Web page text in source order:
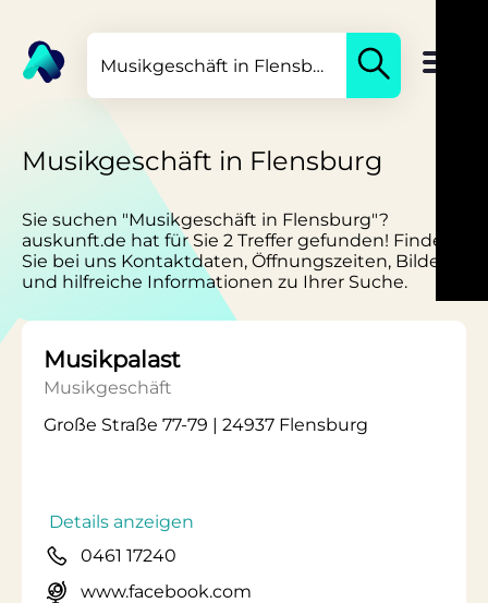
Musikgeschäft in Flensburg
Sie suchen "Musikgeschäft in Flensburg"?
auskunft.de hat für Sie 2 Treffer gefunden! Finden
Sie bei uns Kontaktdaten, Öffnungszeiten, Bilder
und hilfreiche Informationen zu Ihrer Suche.
Musikpalast
Musikgeschäft
Große Straße 77-79 | 24937 Flensburg
Details anzeigen
0461 17240
www.facebook.com